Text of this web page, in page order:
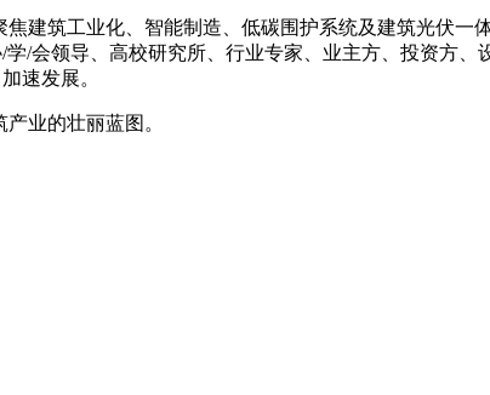
建筑工业化、智能制造、低碳围护系统及建筑光伏
/学/会领导、高校研究所、行业专家、业主方、投资方
速发展。
业的壮丽蓝图。